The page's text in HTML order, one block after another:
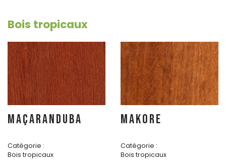
Bois tropicaux
MAÇARANDUBA
Catégorie :
Bois tropicaux
MAKORE
Catégorie :
Bois tropicaux